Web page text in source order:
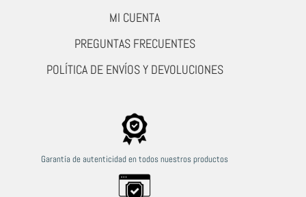
MI CUENTA
PREGUNTAS FRECUENTES
POLÍTICA DE ENVÍOS Y DEVOLUCIONES
Garantía de autenticidad en todos nuestros productos